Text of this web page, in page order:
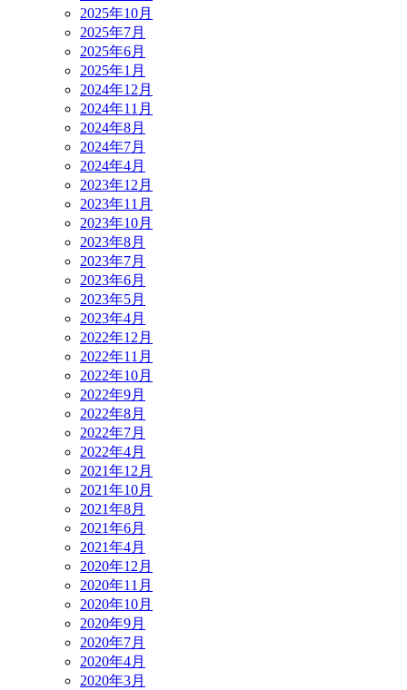
2025年10月
2025年7月
2025年6月
2025年1月
2024年12月
2024年11月
2024年8月
2024年7月
2024年4月
2023年12月
2023年11月
2023年10月
2023年8月
2023年7月
2023年6月
2023年5月
2023年4月
2022年12月
2022年11月
2022年10月
2022年9月
2022年8月
2022年7月
2022年4月
2021年12月
2021年10月
2021年8月
2021年6月
2021年4月
2020年12月
2020年11月
2020年10月
2020年9月
2020年7月
2020年4月
2020年3月